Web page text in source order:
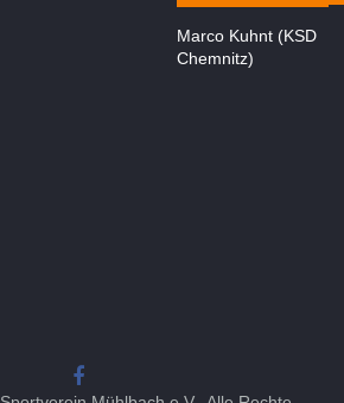
Marco Kuhnt (KSD
Chemnitz)